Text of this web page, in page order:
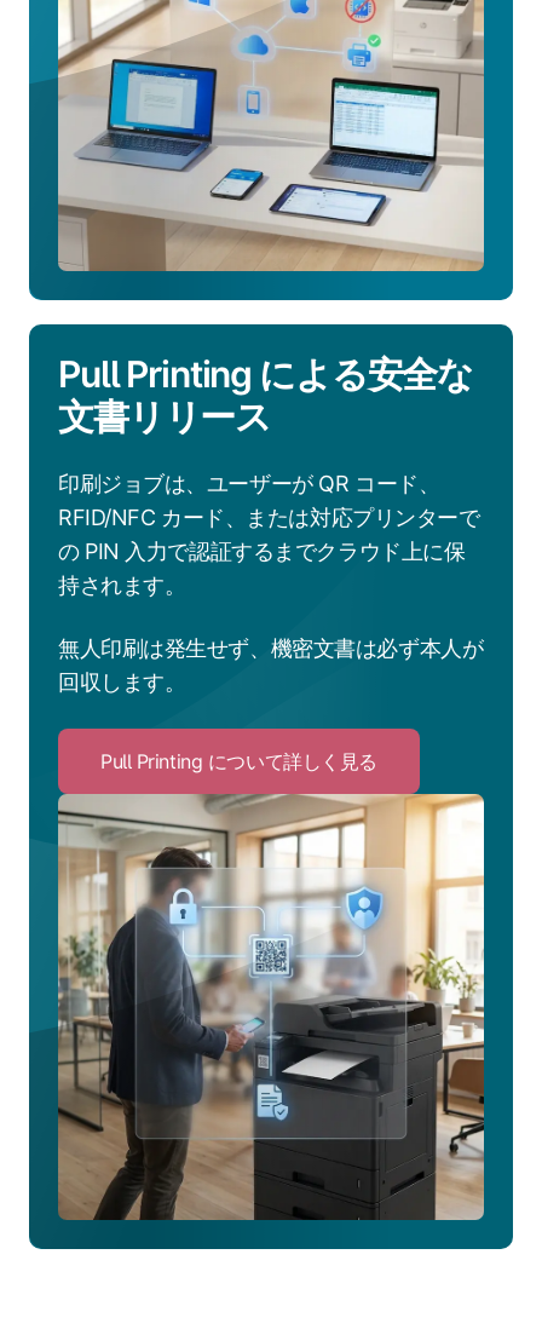
レ
印
刷
に
つ
詳
し
く
る
Pull Printing による安全な
文書リリース
印刷ジョブは、ユーザーが QR コード、
RFID/NFC カード、または対応プリンターで
の PIN 入力で認証するまでクラウド上に保
持されます。
無人印刷は発生せず、機密文書は必ず本人が
回収します。
Pull Printing について詳しく見る
to
Pull
つ
い
て
詳
し
く
見
る